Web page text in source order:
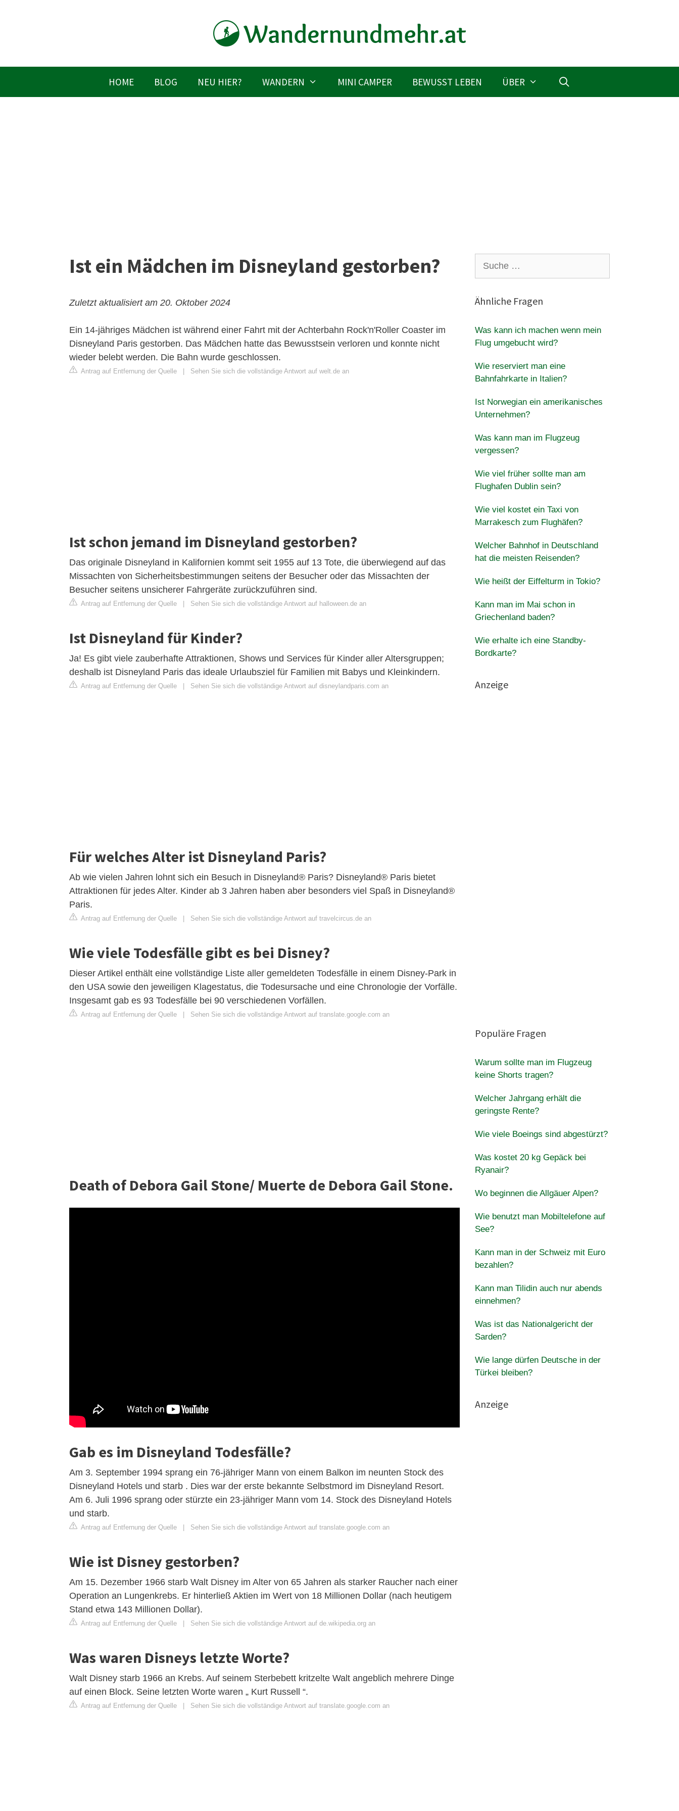
HOME BLOG NEU HIER? WANDERN MINI CAMPER BEWUSST LEBEN ÜBER
Ist ein Mädchen im Disneyland gestorben?
Zuletzt aktualisiert am 20. Oktober 2024
Ein 14-jähriges Mädchen ist während einer Fahrt mit der Achterbahn Rock'n'Roller Coaster im
Disneyland Paris gestorben. Das Mädchen hatte das Bewusstsein verloren und konnte nicht
wieder belebt werden. Die Bahn wurde geschlossen.
Antrag auf Entfernung der Quelle Sehen Sie sich die vollständige Antwort auf welt.de an
Ist schon jemand im Disneyland gestorben?
Das originale Disneyland in Kalifornien kommt seit 1955 auf 13 Tote, die überwiegend auf das
Missachten von Sicherheitsbestimmungen seitens der Besucher oder das Missachten der
Besucher seitens unsicherer Fahrgeräte zurückzuführen sind.
Antrag auf Entfernung der Quelle Sehen Sie sich die vollständige Antwort auf halloween.de an
Ist Disneyland für Kinder?
Ja! Es gibt viele zauberhafte Attraktionen, Shows und Services für Kinder aller Altersgruppen;
deshalb ist Disneyland Paris das ideale Urlaubsziel für Familien mit Babys und Kleinkindern.
Antrag auf Entfernung der Quelle Sehen Sie sich die vollständige Antwort auf disneylandparis.com an
Für welches Alter ist Disneyland Paris?
Ab wie vielen Jahren lohnt sich ein Besuch in Disneyland® Paris? Disneyland® Paris bietet
Attraktionen für jedes Alter. Kinder ab 3 Jahren haben aber besonders viel Spaß in Disneyland®
Paris.
Antrag auf Entfernung der Quelle Sehen Sie sich die vollständige Antwort auf travelcircus.de an
Wie viele Todesfälle gibt es bei Disney?
Dieser Artikel enthält eine vollständige Liste aller gemeldeten Todesfälle in einem Disney-Park in
den USA sowie den jeweiligen Klagestatus, die Todesursache und eine Chronologie der Vorfälle.
Insgesamt gab es 93 Todesfälle bei 90 verschiedenen Vorfällen.
Antrag auf Entfernung der Quelle Sehen Sie sich die vollständige Antwort auf translate.google.com an
Death of Debora Gail Stone/ Muerte de Debora Gail Stone.
Gab es im Disneyland Todesfälle?
Am 3. September 1994 sprang ein 76-jähriger Mann von einem Balkon im neunten Stock des
Disneyland Hotels und starb . Dies war der erste bekannte Selbstmord im Disneyland Resort.
Am 6. Juli 1996 sprang oder stürzte ein 23-jähriger Mann vom 14. Stock des Disneyland Hotels
und starb.
Antrag auf Entfernung der Quelle | Sehen Sie sich die vollständige Antwort auf translate.google.com an
Wie ist Disney gestorben?
Am 15. Dezember 1966 starb Walt Disney im Alter von 65 Jahren als starker Raucher nach einer
Operation an Lungenkrebs. Er hinterließ Aktien im Wert von 18 Millionen Dollar (nach heutigem
Stand etwa 143 Millionen Dollar).
Antrag auf Entfernung der Quelle | Sehen Sie sich die vollständige Antwort auf de.wikipedia.org an
Was waren Disneys letzte Worte?
Walt Disney starb 1966 an Krebs. Auf seinem Sterbebett kritzelte Walt angeblich mehrere Dinge
auf einen Block. Seine letzten Worte waren „ Kurt Russell “.
Antrag auf Entfernung der Quelle | Sehen Sie sich die vollständige Antwort auf translate.google.com an
nach:
Ähnliche Fragen
Was kann ich machen wenn mein
Flug umgebucht wird?
Wie reserviert man eine
Bahnfahrkarte in Italien?
Ist Norwegian ein amerikanisches
Unternehmen?
Was kann man im Flugzeug
vergessen?
Wie viel früher sollte man am
Flughafen Dublin sein?
Wie viel kostet ein Taxi von
Marrakesch zum Flughäfen?
Welcher Bahnhof in Deutschland
hat die meisten Reisenden?
Wie heißt der Eiffelturm in Tokio?
Kann man im Mai schon in
Griechenland baden?
Wie erhalte ich eine Standby-
Bordkarte?
Anzeige
Populäre Fragen
Warum sollte man im Flugzeug
keine Shorts tragen?
Welcher Jahrgang erhält die
geringste Rente?
Wie viele Boeings sind abgestürzt?
Was kostet 20 kg Gepäck bei
Ryanair?
Wo beginnen die Allgäuer Alpen?
Wie benutzt man Mobiltelefone auf
See?
Kann man in der Schweiz mit Euro
bezahlen?
Kann man Tilidin auch nur abends
einnehmen?
Was ist das Nationalgericht der
Sarden?
Wie lange dürfen Deutsche in der
Türkei bleiben?
Anzeige